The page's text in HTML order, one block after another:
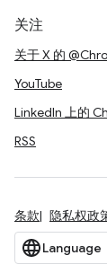
关注
关于 X 的
YouTube
LinkedIn 上的
RSS
条款 隐私权政